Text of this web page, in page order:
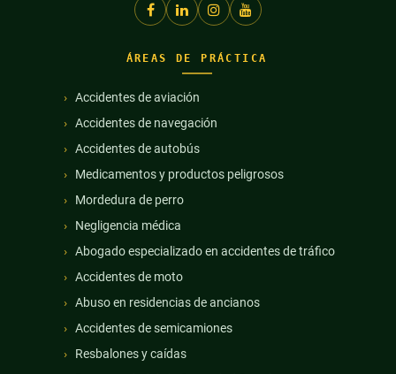
ÁREAS DE PRÁCTICA
Accidentes de aviación
Accidentes de navegación
Accidentes de autobús
Medicamentos y productos peligrosos
Mordedura de perro
Negligencia médica
Abogado especializado en accidentes de tráfico
Accidentes de moto
Abuso en residencias de ancianos
Accidentes de semicamiones
Resbalones y caídas